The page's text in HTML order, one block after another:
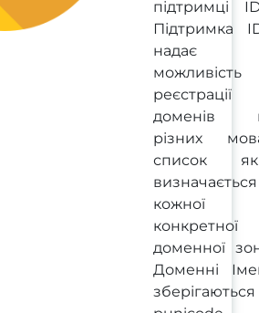
підтримці
Підтримка
надає
можливість
реєстрації
доменів
різних
список
визначається
кожної
конкретної
доменної
Доменні